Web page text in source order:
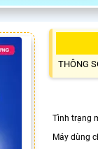
THÔNG
Tình trạng
Máy dùng